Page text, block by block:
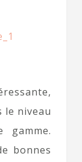
le niveau
gamme.
bonnes